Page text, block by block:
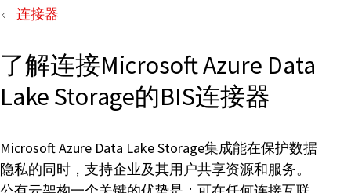
连接器
了解连接Microsoft Azure Data
Lake Storage的BIS连接器
Microsoft Azure Data Lake Storage集成能在保护数据
隐私的同时，支持企业及其用户共享资源和服务。